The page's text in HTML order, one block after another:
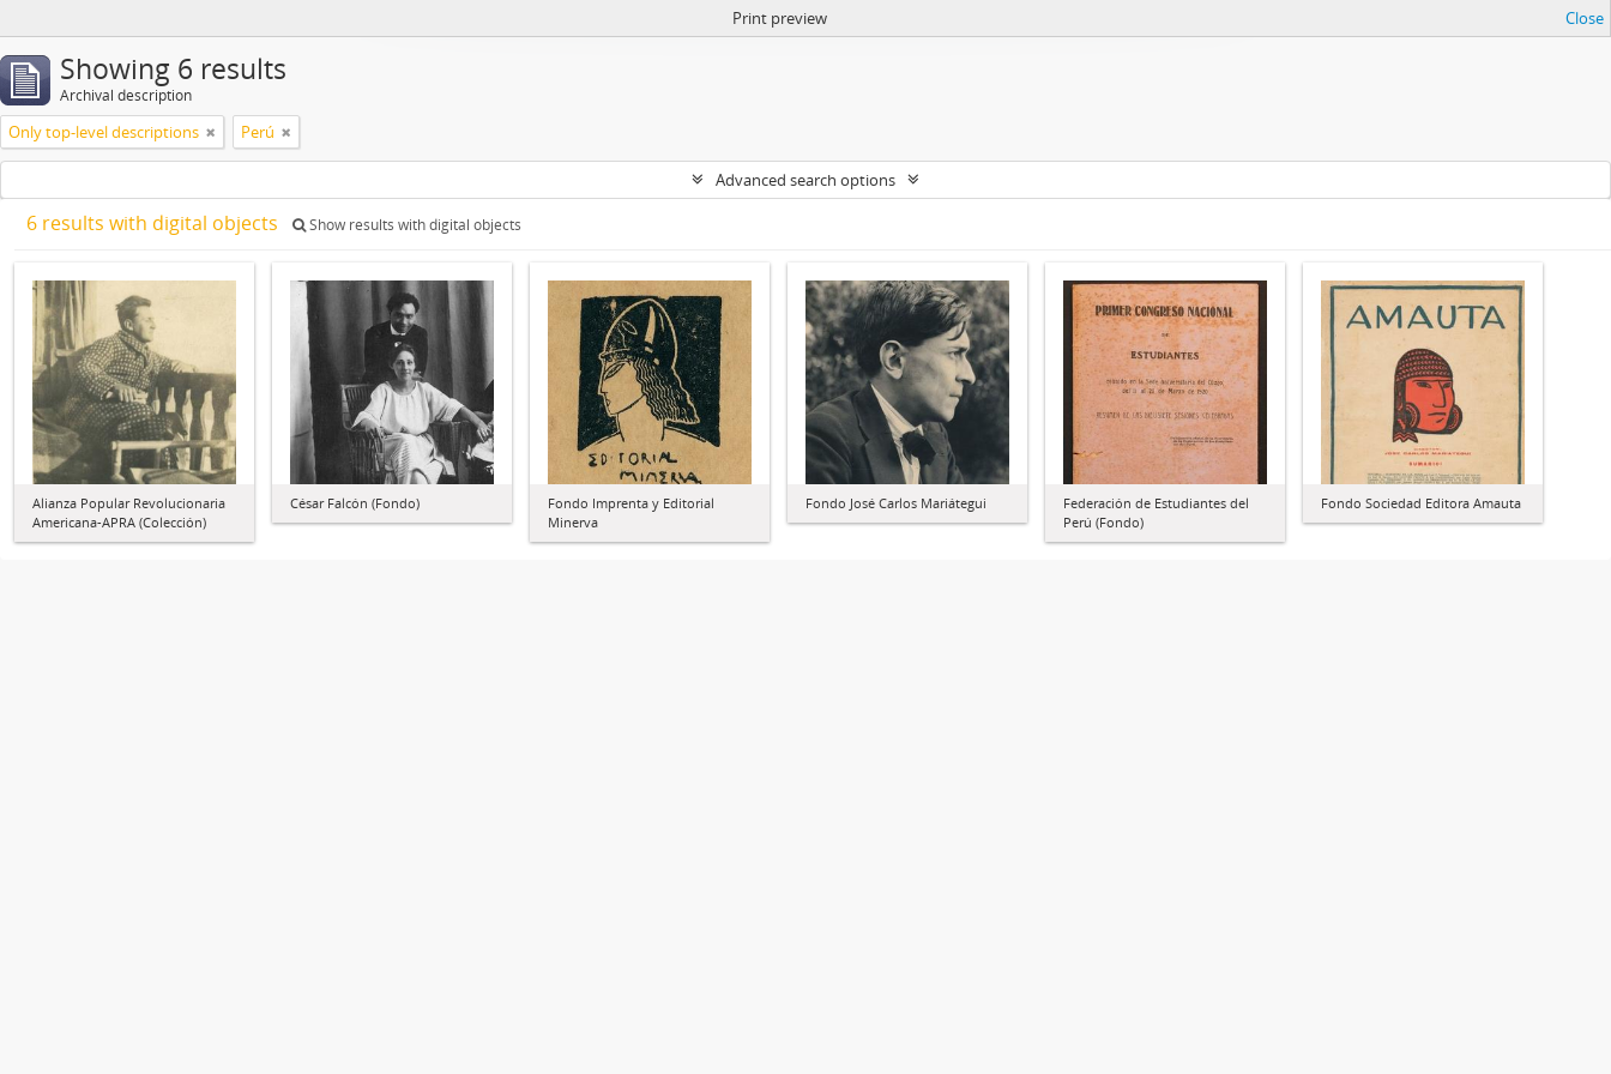
Print preview Close
Showing 6 results
Archival description
Only top-level descriptions Perú
Advanced search options
6 results with digital objects Show results with digital objects
Alianza Popular Revolucionaria
Americana-APRA (Colección)
César Falcón (Fondo)
Fondo Imprenta y Editorial
Minerva
Fondo José Carlos Mariátegui
Federación de Estudiantes del
Perú (Fondo)
Fondo Sociedad Editora Amauta